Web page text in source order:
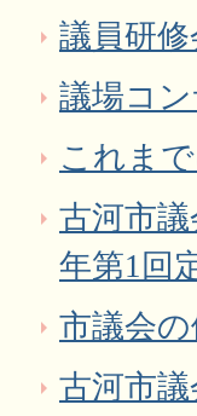
議員研
議場コ
これま
古河市
年第1回
市議会
古河市